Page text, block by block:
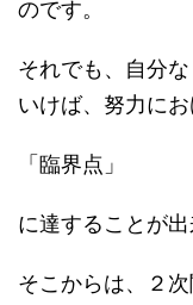
のです。
それでも、自分
いけば、努力にお
「臨界点」
に達することが出
そこからは、２